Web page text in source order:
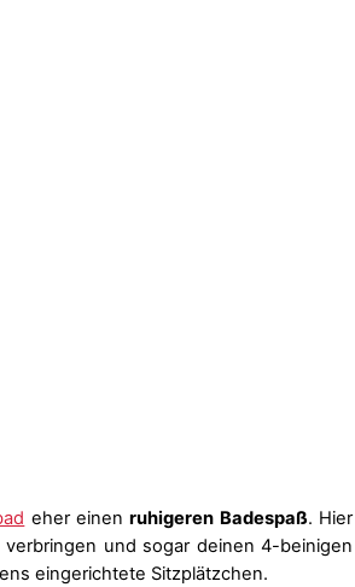
eher einenruhigeren Badespaß. Hier
und sogar deinen 4-beinigen
eingerichtete Sitzplätzchen.